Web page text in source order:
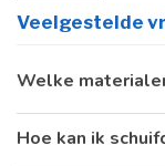
Veelgestelde
Welke
Hoe kan ik